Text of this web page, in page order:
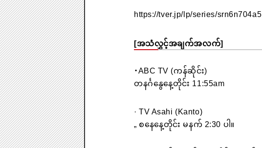
https://tver.jp/lp/series/srn6n704a5
[အသံလွှင့်အချက်အလက်]
・ABC TV (ကန်ဆိုင်း)
တနင်္ဂနွေနေ့တိုင်း 11:55am
· TV Asahi (Kanto)
„ စနေနေ့တိုင်း မနက် 2:30 ပါ။